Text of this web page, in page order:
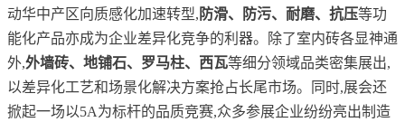
动华中产区向质感化加速转型, 防滑、防污、耐磨、抗压等功
能化产品亦成为企业差异化竞争的利器。除了室内砖各显神通
外,外墙砖、地铺石、罗马柱、西瓦等细分领域品类密集展出,
以差异化工艺和场景化解决方案抢占长尾市场。同时,展会还
掀起一场以5A为标杆的品质竞赛,众多参展企业纷纷亮出制造